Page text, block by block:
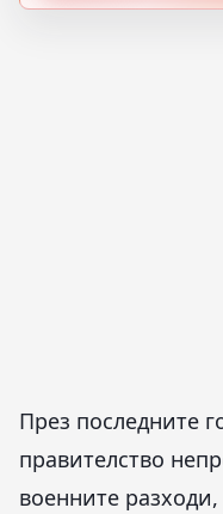
През последните
правителство
военните